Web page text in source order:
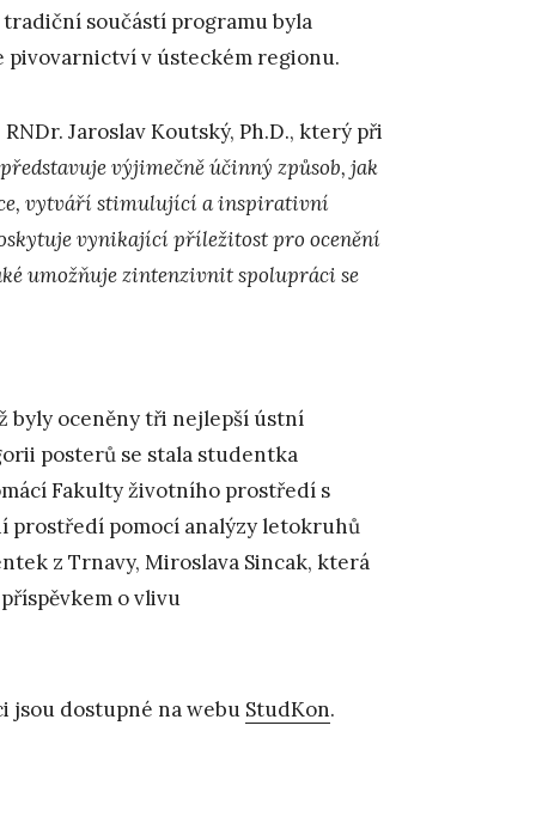
součástí programu byla
v ústeckém regionu.
Jaroslav Koutský, Ph.D., který při
výjimečně účinný způsob, jak
vytváří stimulující a inspirativní
vynikající příležitost pro ocenění
umožňuje zintenzivnit spolupráci se
byly oceněny tři nejlepší ústní
posterů se stala studentka
Fakulty životního prostředí s
prostředí pomocí analýzy letokruhů
z Trnavy, Miroslava Sincak, která
o vlivu
jsou dostupné na webu StudKon.